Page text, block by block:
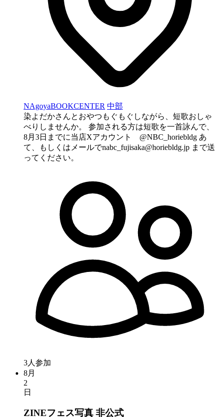
NAgoyaBOOKCENTER 中部
染よだかさんとおやつもぐもぐしながら、短歌おしゃ
べりしませんか。 参加される方は短歌を一首詠んで、
8月3日までに当店Xアカウント @NBC_horiebldg あ
て、もしくはメールでnabc_fujisaka@horiebldg.jp まで送
ってください。
3人参加
8月
2
日
ZINEフェス写真 非公式